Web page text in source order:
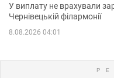
У виплату не врахували
Чернівецькій філармонії
8.08.2026 04:01